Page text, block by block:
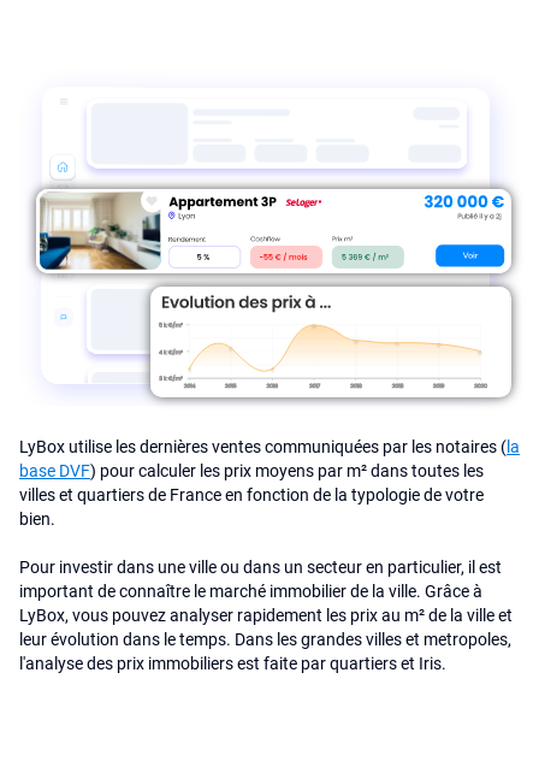
LyBox utilise les dernières ventes communiquées par les notaires (la
base DVF) pour calculer les prix moyens par m² dans toutes les
villes et quartiers de France en fonction de la typologie de votre
bien.
Pour investir dans une ville ou dans un secteur en particulier, il est
important de connaître le marché immobilier de la ville. Grâce à
LyBox, vous pouvez analyser rapidement les prix au m² de la ville et
leur évolution dans le temps. Dans les grandes villes et metropoles,
l'analyse des prix immobiliers est faite par quartiers et Iris.